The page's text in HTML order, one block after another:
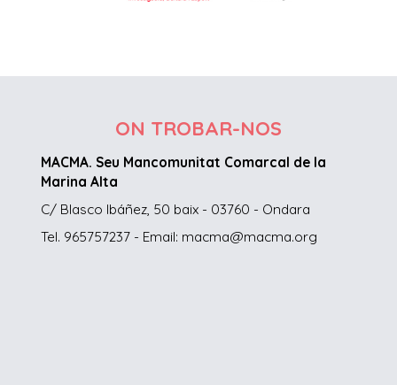
ON TROBAR-NOS
MACMA. Seu Mancomunitat Comarcal de la
Marina Alta
C/ Blasco Ibáñez, 50 baix - 03760 - Ondara
Tel. 965757237 - Email: macma@macma.org